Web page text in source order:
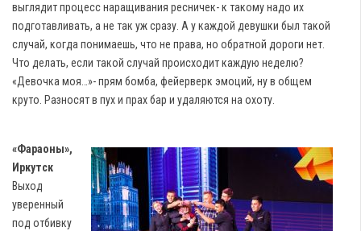
выглядит процесс наращивания ресничек- к такому надо их
подготавливать, а не так уж сразу. А у каждой девушки был такой
случай, когда понимаешь, что не права, но обратной дороги нет.
Что делать, если такой случай происходит каждую неделю?
«Девочка моя…»- прям бомба, фейерверк эмоций, ну в общем
круто. Разносят в пух и прах бар и удаляются на охоту.
«Фараоны»,
Иркутск
Выход
уверенный
под отбивку